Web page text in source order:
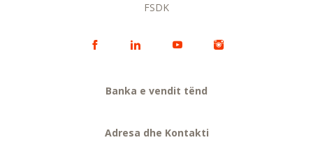
FSDK
Banka e vendit tënd
Adresa dhe Kontakti